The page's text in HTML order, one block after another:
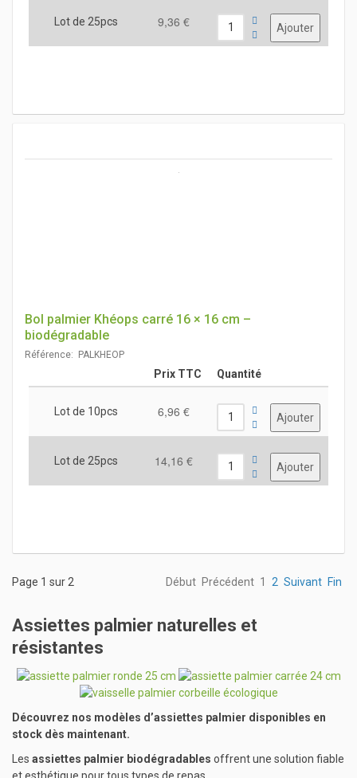
Lot de 25pcs 9,36 €
Bol palmier Khéops carré 16 × 16 cm –
biodégradable
Référence: PALKHEOP
Prix TTC Quantité
Lot de 10pcs 6,96 €
Lot de 25pcs 14,16 €
Début Précédent 1 2 Suivant Fin
Page 1 sur 2
Assiettes palmier naturelles et
résistantes
Découvrez nos modèles d’assiettes palmier disponibles en
stock dès maintenant.
Les assiettes palmier biodégradables offrent une solution fiable